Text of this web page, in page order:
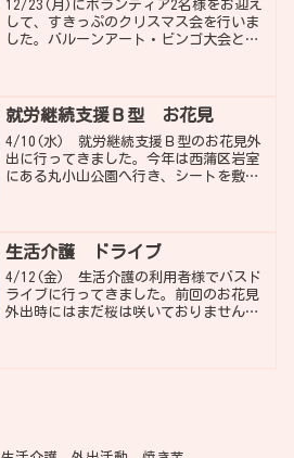
12/23(月)にボランティア2名様をお迎え
して、すきっぷのクリスマス会を行いま
した。バルーンアート・ビンゴ大会とど
をされていました...
就労継続支援Ｂ型 お花見
4/10(水) 就労継続支援Ｂ型のお花見外
出に行ってきました。今年は西蒲区岩室
にある丸小山公園へ行き、シートを敷い
くいられ、つかの間...
生活介護 ドライブ
4/12(金) 生活介護の利用者様でバスド
ライブに行ってきました。前回のお花見
外出時にはまだ桜は咲いておりませんで